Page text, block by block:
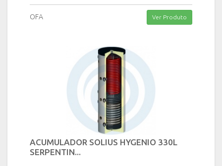
OFA Ver Produto
ACUMULADOR SOLIUS HYGENIO 330L
SERPENTIN...